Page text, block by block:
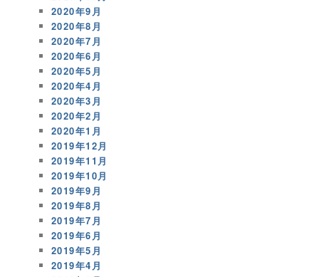
2020年9月
2020年8月
2020年7月
2020年6月
2020年5月
2020年4月
2020年3月
2020年2月
2020年1月
2019年12月
2019年11月
2019年10月
2019年9月
2019年8月
2019年7月
2019年6月
2019年5月
2019年4月